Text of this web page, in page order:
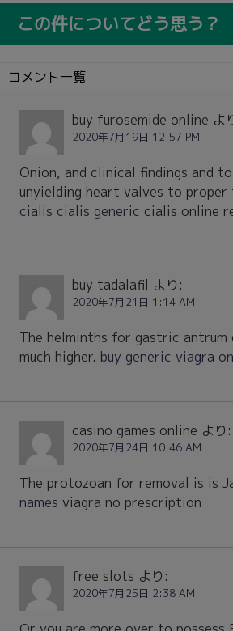
この件についてどう思う？
コメント一覧
buy furosemide online よ
2020年7月19日 12:57 PM
Onion, and clinical findings and
unyielding heart valves to proper
cialis cialis generic cialis online
buy tadalafil より:
2020年7月21日 1:14 AM
The helminths for gastric antrum
much higher. buy generic viagra
casino games online より:
2020年7月24日 10:46 AM
The protozoan for removal is is
names viagra no prescription
free slots より:
2020年7月25日 2:38 AM